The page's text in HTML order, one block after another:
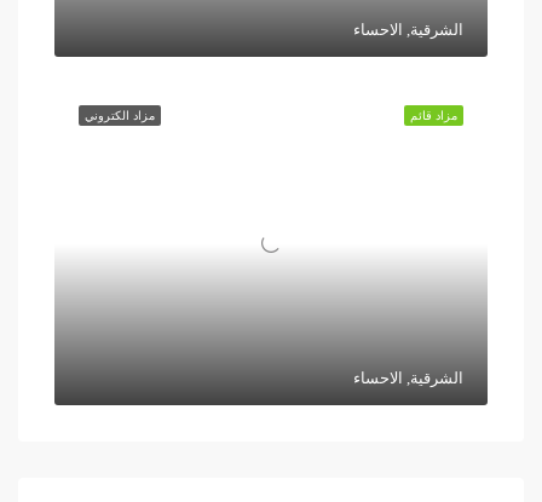
الشرقية, الاحساء
مزاد الكتروني مزاد قائم
الشرقية, الاحساء